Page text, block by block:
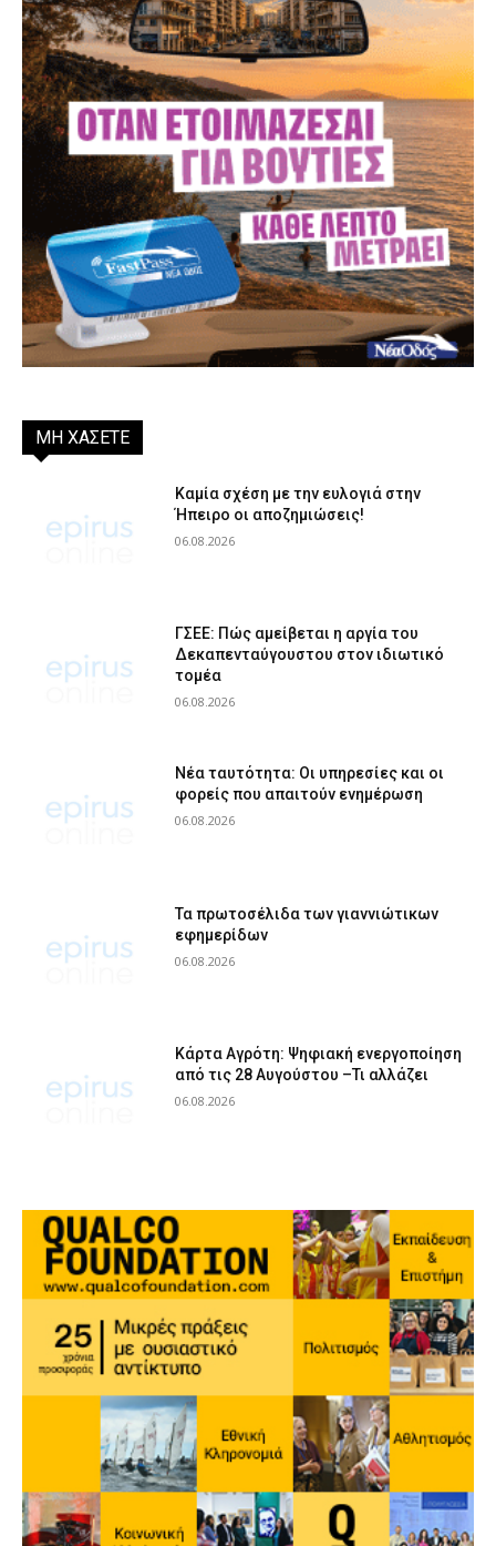
ΜΗ ΧΑΣΕΤΕ
Καμία σχέση με την ευλογιά στην
Ήπειρο οι αποζημιώσεις!
06.08.2026
ΓΣΕΕ: Πώς αμείβεται η αργία του
Δεκαπενταύγουστου στον ιδιωτικό
τομέα
06.08.2026
Νέα ταυτότητα: Οι υπηρεσίες και οι
φορείς που απαιτούν ενημέρωση
06.08.2026
Τα πρωτοσέλιδα των γιαννιώτικων
εφημερίδων
06.08.2026
Κάρτα Αγρότη: Ψηφιακή ενεργοποίηση
από τις 28 Αυγούστου –Τι αλλάζει
06.08.2026